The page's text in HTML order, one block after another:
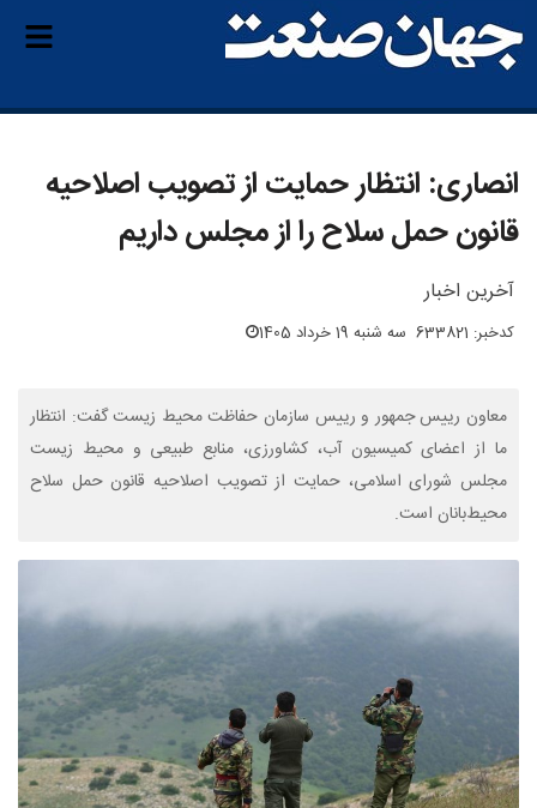
انصاری: انتظار حمایت از تصویب اصلاحیه
قانون حمل سلاح را از مجلس داریم
آخرین اخبار
کدخبر: 633821 سه شنبه 19 خرداد 1405
معاون رییس جمهور و رییس سازمان حفاظت محیط زیست گفت: انتظار
ما از اعضای کمیسیون آب، کشاورزی، منابع طبیعی و محیط زیست
مجلس شورای اسلامی، حمایت از تصویب اصلاحیه قانون حمل سلاح
محیط‌بانان است.